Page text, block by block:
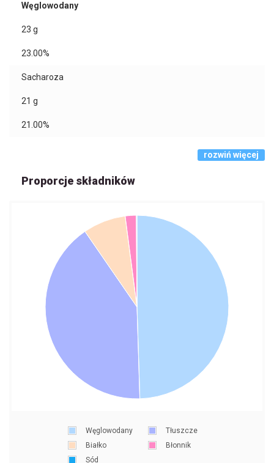
Węglowodany
23 g
23.00%
Sacharoza
21 g
21.00%
rozwiń więcej
Proporcje składników
Węglowodany
Tłuszcze
Białko
Błonnik
Sód